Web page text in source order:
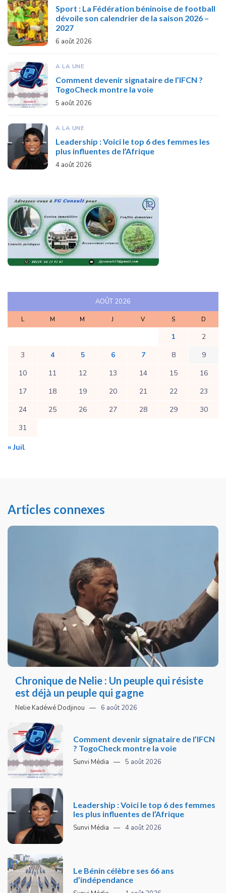
Sport : La Fédération béninoise de football
dévoile son calendrier de la saison 2026 –
2027
6 août 2026
A LA UNE
Comment devenir signataire de l’IFCN ?
TogoCheck montre la voie
5 août 2026
A LA UNE
Leadership : Voici le top 6 des femmes les
plus influentes de l’Afrique
4 août 2026
AOÛT 2026
L M M J V S D
1
2
3
4 5 6 7 8
9
10
11 12 13 14 15
16
17
18 19 20 21 22
23
24
25 26 27 28 29
30
31
« Juil
Articles connexes
Chronique de Nelie : Un peuple qui résiste
est déjà un peuple qui gagne
Nelie Kadéwé Dodjinou 6 août 2026
Comment devenir signataire de l’IFCN
? TogoCheck montre la voie
Sunvi Média 5 août 2026
Leadership : Voici le top 6 des femmes
les plus influentes de l’Afrique
Sunvi Média 4 août 2026
Le Bénin célèbre ses 66 ans
d’indépendance